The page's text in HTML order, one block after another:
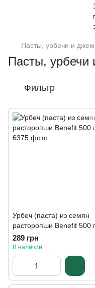
Пасты, урбечи и
Пасты,
Фильтр
Урбеч (паста) из семян
расторопши Benefit 500 г
289 грн
В наличии